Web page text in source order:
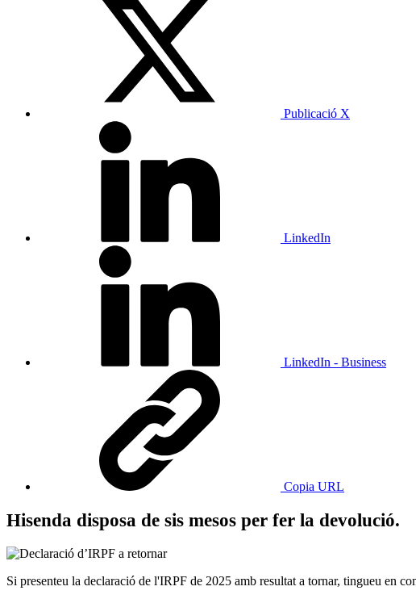
Publicació X
LinkedIn
LinkedIn - Business
Copia URL
Hisenda disposa de sis mesos per fer la devolució.
Si presenteu la declaració de l'IRPF de 2025 amb resultat a tornar, tingueu en